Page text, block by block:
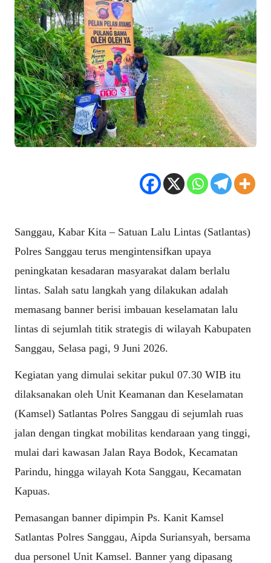
Sanggau, Kabar Kita – Satuan Lalu Lintas (Satlantas)
Polres Sanggau terus mengintensifkan upaya
peningkatan kesadaran masyarakat dalam berlalu
lintas. Salah satu langkah yang dilakukan adalah
memasang banner berisi imbauan keselamatan lalu
lintas di sejumlah titik strategis di wilayah Kabupaten
Sanggau, Selasa pagi, 9 Juni 2026.
Kegiatan yang dimulai sekitar pukul 07.30 WIB itu
dilaksanakan oleh Unit Keamanan dan Keselamatan
(Kamsel) Satlantas Polres Sanggau di sejumlah ruas
jalan dengan tingkat mobilitas kendaraan yang tinggi,
mulai dari kawasan Jalan Raya Bodok, Kecamatan
Parindu, hingga wilayah Kota Sanggau, Kecamatan
Kapuas.
Pemasangan banner dipimpin Ps. Kanit Kamsel
Satlantas Polres Sanggau, Aipda Suriansyah, bersama
dua personel Unit Kamsel. Banner yang dipasang